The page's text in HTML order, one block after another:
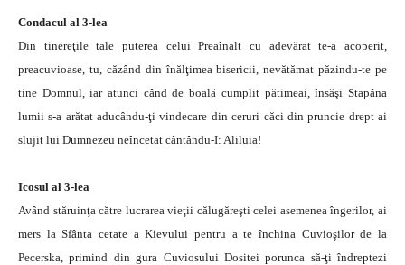
Condacul al 3-lea
Din tinereţile tale puterea celui Preaînalt cu adevărat te-a acoperit,
preacuvioase, tu, căzând din înălţimea bisericii, nevătămat păzindu-te pe
tine Domnul, iar atunci când de boală cumplit pătimeai, însăşi Stapâna
lumii s-a arătat aducându-ţi vindecare din ceruri căci din pruncie drept ai
slujit lui Dumnezeu neîncetat cântându-I: Aliluia!
Icosul al 3-lea
Având stăruinţa către lucrarea vieţii călugăreşti celei asemenea îngerilor, ai
mers la Sfânta cetate a Kievului pentru a te închina Cuvioşilor de la
Pecerska, primind din gura Cuviosului Dositei porunca să-ţi îndreptezi